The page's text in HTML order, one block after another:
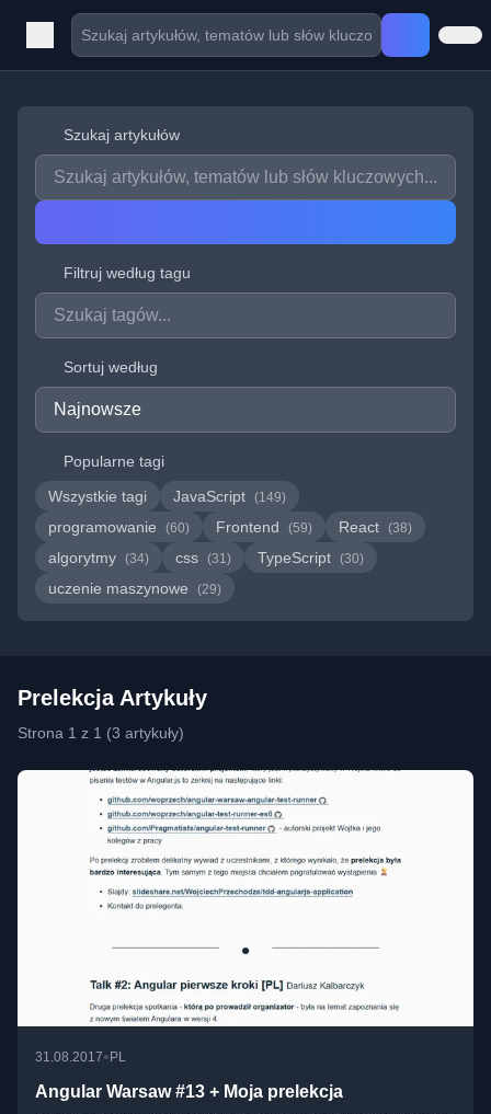
Szukaj artykułów
Filtruj według tagu
Sortuj według
Popularne tagi
Wszystkie tagi
JavaScript (149)
programowanie (60) Frontend (59) React (38)
algorytmy (34) css (31) TypeScript (30)
uczenie maszynowe (29)
Prelekcja Artykuły
Strona 1 z 1 (3 artykuły)
31.08.2017• PL
Angular Warsaw #13 + Moja prelekcja